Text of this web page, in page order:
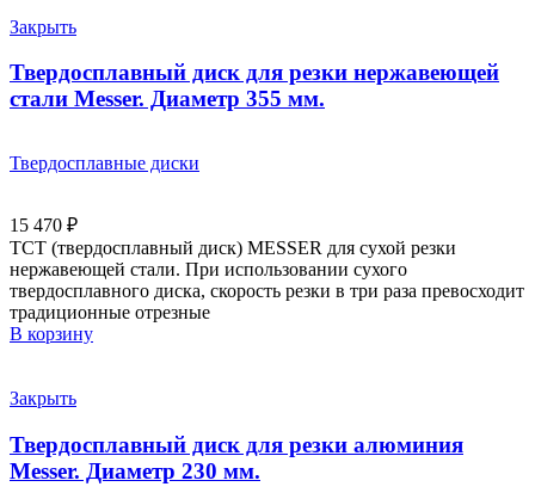
Закрыть
Твердосплавный диск для резки нержавеющей
стали Messer. Диаметр 355 мм.
Твердосплавные диски
15 470 ₽
ТСТ (твердосплавный диск) MESSER для сухой резки
нержавеющей стали. При использовании сухого
твердосплавного диска, скорость резки в три раза превосходит
традиционные отрезные
В корзину
Закрыть
Твердосплавный диск для резки алюминия
Messer. Диаметр 230 мм.